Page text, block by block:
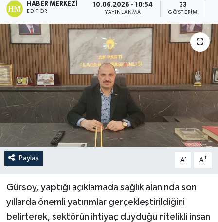
HABER MERKEZI
EDITÖR
10.06.2026 - 10:54
YAYINLANMA
33
GÖSTERIM
Paylaş A- A+
Gürsoy, yaptığı açıklamada sağlık alanında son
yıllarda önemli yatırımlar gerçekleştirildiğini
belirterek, sektörün ihtiyaç duyduğu nitelikli insan